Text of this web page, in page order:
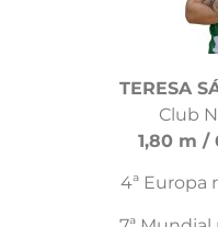
TERESA
Club
1,80 m /
4ª Europa